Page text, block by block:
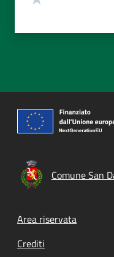
Comune San
Footer menu
Area riservata
Crediti